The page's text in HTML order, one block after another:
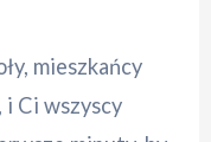
mieszkańcy
i Ci wszyscy